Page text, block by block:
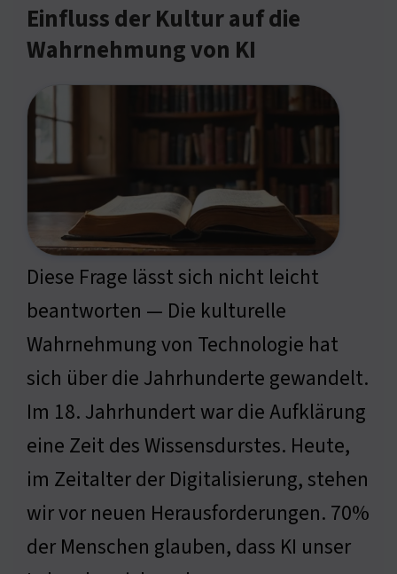
Einfluss der Kultur auf die
Wahrnehmung von KI
Diese Frage lässt sich nicht leicht
beantworten — Die kulturelle
Wahrnehmung von Technologie hat
sich über die Jahrhunderte gewandelt.
Im 18. Jahrhundert war die Aufklärung
eine Zeit des Wissensdurstes. Heute,
im Zeitalter der Digitalisierung, stehen
wir vor neuen Herausforderungen. 70%
der Menschen glauben, dass KI unser